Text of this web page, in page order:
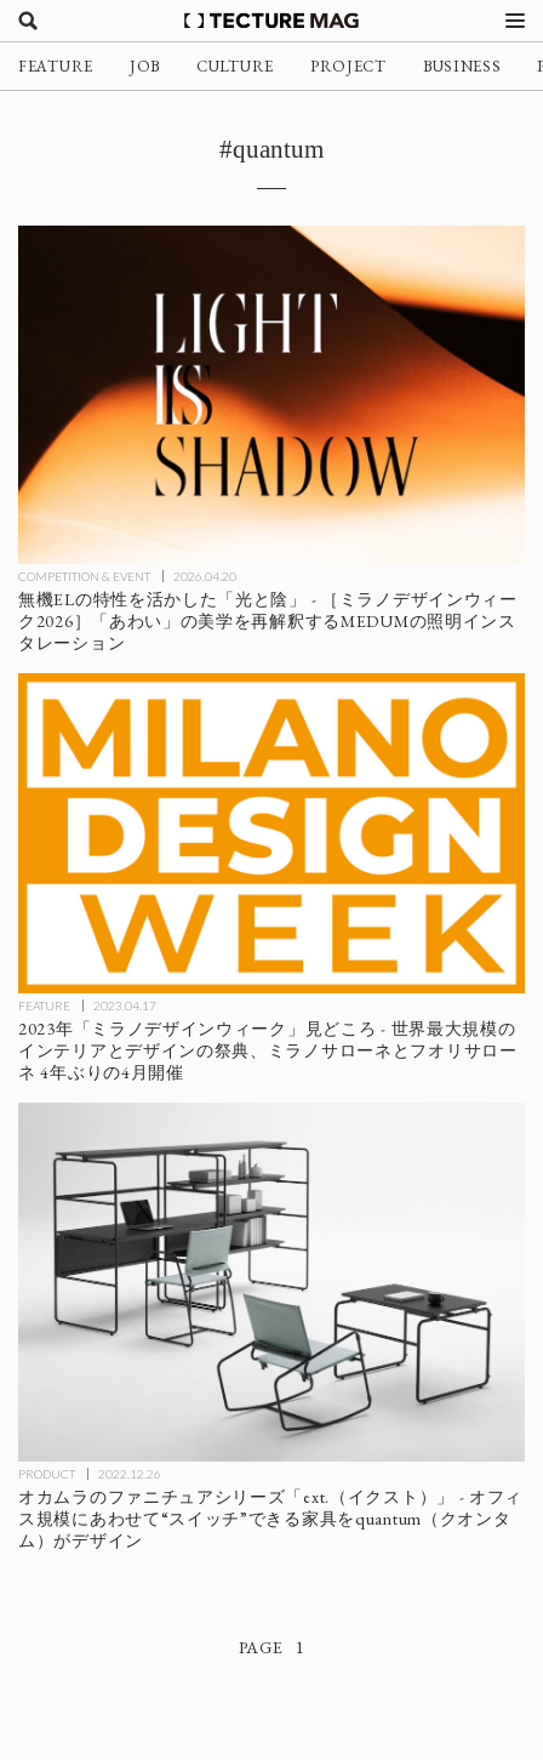
FEATURE JOB CULTURE PROJECT BUSINESS
#quantum
COMPETITION & EVENT 2026.04.20
無機ELの特性を活かした「光と陰」 - ［ミラノデザインウィー
ク2026］「あわい」の美学を再解釈するMEDUMの照明インス
タレーション
FEATURE 2023.04.17
2023年「ミラノデザインウィーク」見どころ - 世界最大規模の
インテリアとデザインの祭典、ミラノサローネとフオリサロー
ネ 4年ぶりの4月開催
PRODUCT 2022.12.26
オカムラのファニチュアシリーズ「ext.（イクスト）」 - オフィ
ス規模にあわせて“スイッチ”できる家具をquantum（クオンタ
ム）がデザイン
1